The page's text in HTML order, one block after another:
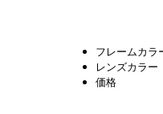
フレームカ
レンズ
価格